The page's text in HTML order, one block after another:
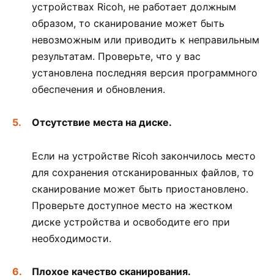
устройствах Ricoh, не работает должным
образом, то сканирование может быть
невозможным или приводить к неправильным
результатам. Проверьте, что у вас
установлена последняя версия программного
обеспечения и обновления.
Отсутствие места на диске.
Если на устройстве Ricoh закончилось место
для сохранения отсканированных файлов, то
сканирование может быть приостановлено.
Проверьте доступное место на жестком
диске устройства и освободите его при
необходимости.
Плохое качество сканирования.